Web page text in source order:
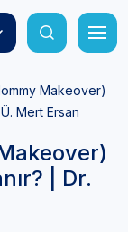
Makeover)
Mert Ersan
| Dr.